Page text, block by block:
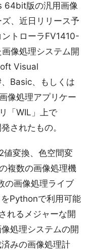
64bit版の汎用画像
、近日リリース予
トローラFV1410-
像処理システム開
Visual
Basic、もしくは
像処理アプリケー
「WIL」上で
されたもの。
値変換、色空間変
複数の画像処理機
の画像処理ライブ
Pythonで利用可能
れるメジャーな開
処理システムの開
みの画像処理計